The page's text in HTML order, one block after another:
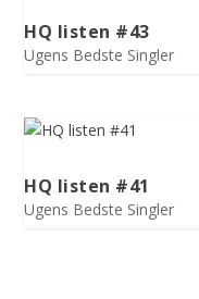
HQ listen #43
Ugens Bedste Singler
HQ listen #41
Ugens Bedste Singler